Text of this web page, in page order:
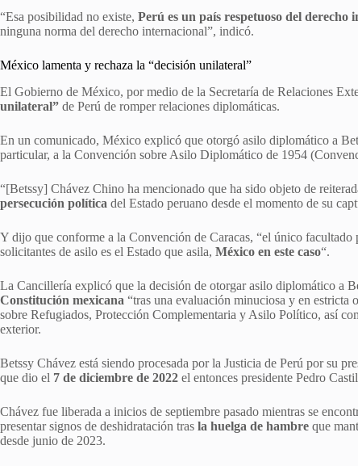
“Esa posibilidad no existe, Perú es un país respetuoso del derecho
ninguna norma del derecho internacional”, indicó.
México lamenta y rechaza la “decisión unilateral”
El Gobierno de México, por medio de la Secretaría de Relaciones
unilateral” de Perú de romper relaciones diplomáticas.
En un comunicado, México explicó que otorgó asilo diplomático a
particular, a la Convención sobre Asilo Diplomático de 1954
“[Betssy] Chávez Chino ha mencionado que ha sido objeto de
persecución política del Estado peruano desde el momento de su
Y dijo que conforme a la Convención de Caracas, “el único
solicitantes de asilo es el Estado que asila, México en este caso“.
La Cancillería explicó que la decisión de otorgar asilo diplomático a
Constitución mexicana “tras una evaluación minuciosa y en
sobre Refugiados, Protección Complementaria y Asilo Político, así
exterior.
Betssy Chávez está siendo procesada por la Justicia de Perú por su
que dio el 7 de diciembre de 2022 el entonces presidente Pedro
Chávez fue liberada a inicios de septiembre pasado mientras se
presentar signos de deshidratación tras la huelga de hambre que
desde junio de 2023.